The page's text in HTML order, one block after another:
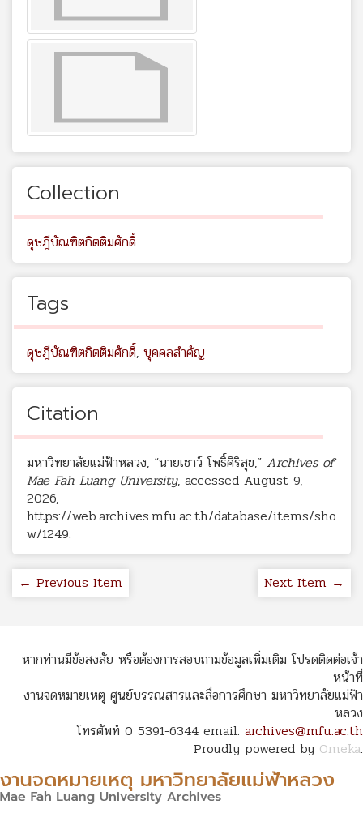
Collection
ดุษฎีบัณฑิตกิตติมศักดิ์
Tags
ดุษฎีบัณฑิตกิตติมศักดิ์, บุคคลสำคัญ
Citation
มหาวิทยาลัยแม่ฟ้าหลวง, “นายเชาว์ โพธิ์ศิริสุข,” Archives of
Mae Fah Luang University, accessed August 9,
2026,
https://web.archives.mfu.ac.th/database/items/sho
w/1249.
← Previous Item Next Item →
หากท่านมีข้อสงสัย หรือต้องการสอบถามข้อมูลเพิ่มเติม โปรดติดต่อเจ้า
หน้าที่
งานจดหมายเหตุ ศูนย์บรรณสารและสื่อการศึกษา มหาวิทยาลัยแม่ฟ้า
หลวง
โทรศัพท์ 0 5391-6344 email: archives@mfu.ac.th
Proudly powered by Omeka.